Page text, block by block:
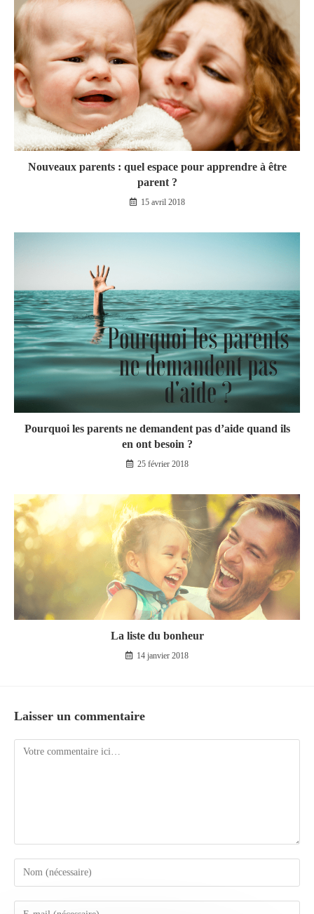
Nouveaux parents : quel espace pour apprendre à être
parent ?
15 avril 2018
Pourquoi les parents ne demandent pas d’aide quand ils
en ont besoin ?
25 février 2018
La liste du bonheur
14 janvier 2018
Laisser un commentaire
Comment
Enter
your
name
Enter